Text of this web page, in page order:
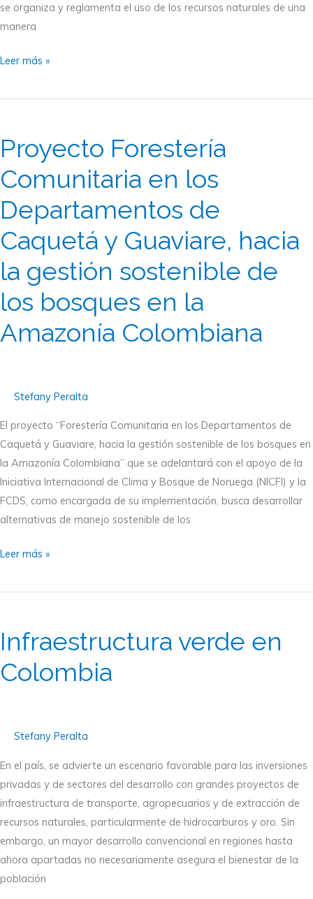
se organiza y reglamenta el uso de los recursos naturales de una
manera
Leer más »
Proyecto Forestería
Comunitaria en los
Departamentos de
Caquetá y Guaviare, hacia
la gestión sostenible de
los bosques en la
Amazonía Colombiana
Stefany Peralta
El proyecto “Forestería Comunitaria en los Departamentos de
Caquetá y Guaviare, hacia la gestión sostenible de los bosques en
la Amazonía Colombiana” que se adelantará con el apoyo de la
Iniciativa Internacional de Clima y Bosque de Noruega (NICFI) y la
FCDS, como encargada de su implementación, busca desarrollar
alternativas de manejo sostenible de los
Comunitaria
los
Departamentos
de
Caquetá
Guaviare,
hacia
la
gestión
en
la
Amazonía
Colombiana
Leer más »
Infraestructura verde en
Colombia
Stefany Peralta
En el país, se advierte un escenario favorable para las inversiones
privadas y de sectores del desarrollo con grandes proyectos de
infraestructura de transporte, agropecuarios y de extracción de
recursos naturales, particularmente de hidrocarburos y oro. Sin
embargo, un mayor desarrollo convencional en regiones hasta
ahora apartadas no necesariamente asegura el bienestar de la
población
en